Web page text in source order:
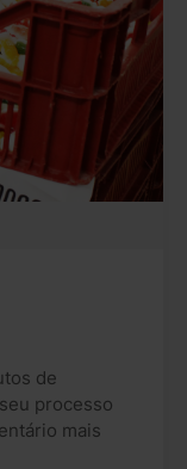
de
processo
mais